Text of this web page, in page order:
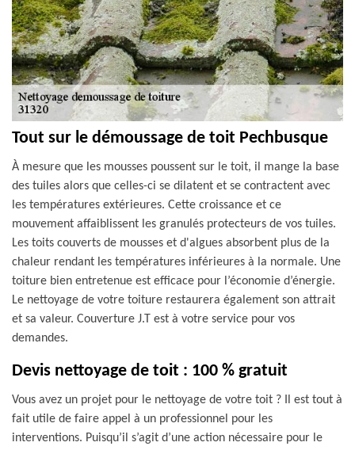
Tout sur le démoussage de toit Pechbusque
À mesure que les mousses poussent sur le toit, il mange la base
des tuiles alors que celles-ci se dilatent et se contractent avec
les températures extérieures. Cette croissance et ce
mouvement affaiblissent les granulés protecteurs de vos tuiles.
Les toits couverts de mousses et d'algues absorbent plus de la
chaleur rendant les températures inférieures à la normale. Une
toiture bien entretenue est efficace pour l’économie d’énergie.
Le nettoyage de votre toiture restaurera également son attrait
et sa valeur. Couverture J.T est à votre service pour vos
demandes.
Devis nettoyage de toit : 100 % gratuit
Vous avez un projet pour le nettoyage de votre toit ? Il est tout à
fait utile de faire appel à un professionnel pour les
interventions. Puisqu’il s’agit d’une action nécessaire pour le